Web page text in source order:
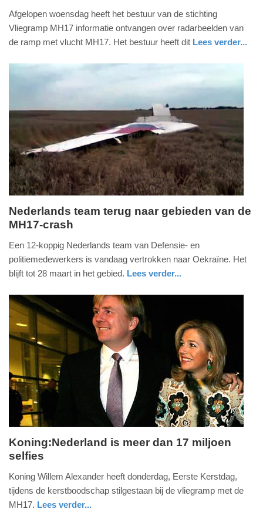
januari
2016
-
04-
09:10
Afgelopen woensdag heeft het bestuur van de stichting
Vliegramp MH17 informatie ontvangen over radarbeelden van
de ramp met vlucht MH17. Het bestuur heeft dit Lees verder...
vrijdag,
2015
09:43
Update:
09-
2025
09:10
Nederlands team terug naar gebieden van de
MH17-crash
Een 12-koppig Nederlands team van Defensie- en
politiemedewerkers is vandaag vertrokken naar Oekraïne. Het
blijft tot 28 maart in het gebied. Lees verder...
holland
donderdag,
december
2014
Koning:Nederland is meer dan 17 miljoen
selfies
Koning Willem Alexander heeft donderdag, Eerste Kerstdag,
tijdens de kerstboodschap stilgestaan bij de vliegramp met de
MH17. Lees verder...